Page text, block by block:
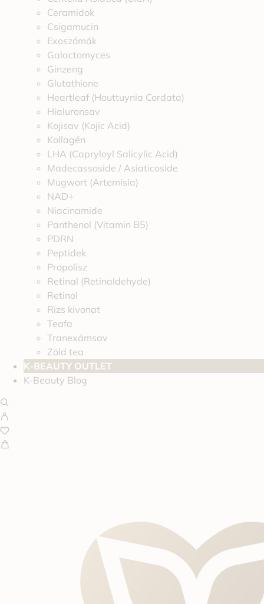
Ceramidok
Csigamucin
Exoszómák
Galactomyces
Ginzeng
Glutathione
Heartleaf (Houttuynia Cordata)
Hialuronsav
Kojisav (Kojic Acid)
Kollagén
LHA (Capryloyl Salicylic Acid)
Madecassoside / Asiaticoside
Mugwort (Artemisia)
NAD+
Niacinamide
Panthenol (Vitamin B5)
PDRN
Peptidek
Propolisz
Retinal (Retinaldehyde)
Retinol
Rizs kivonat
Teafa
Tranexámsav
Zöld tea
K-BEAUTY OUTLET
K-Beauty Blog